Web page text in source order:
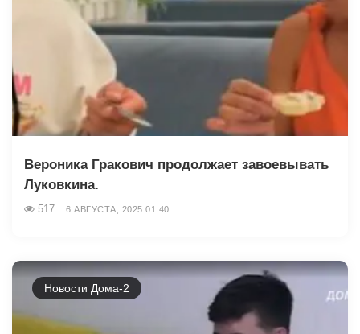
Вероника Гракович продолжает завоевывать
Луковкина.
517 6 АВГУСТА, 2025 01:40
Новости Дома-2